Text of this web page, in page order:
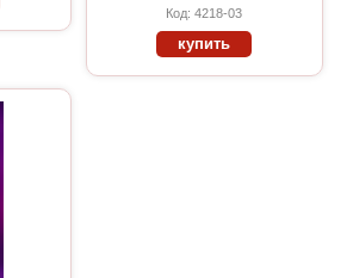
Код: 4218-03
купить